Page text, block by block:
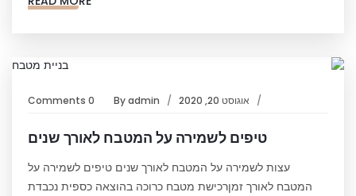
אוגוסט 20, 2020 Byadmin
0 Comments
טיפים לשמירה על המטבח לאורך שנים
עצות לשמירה על המטבח לאורך שנים טיפים לשמירה על
המטבח לאורך זמןרכישת מטבח כרוכה בהוצאה כספית נכבדת